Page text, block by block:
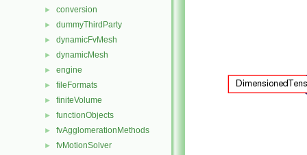
► conversion
► dummyThirdParty
► dynamicFvMesh
► dynamicMesh
► engine
► fileFormats
► finiteVolume
► functionObjects
► fvAgglomerationMethods
► fvMotionSolver